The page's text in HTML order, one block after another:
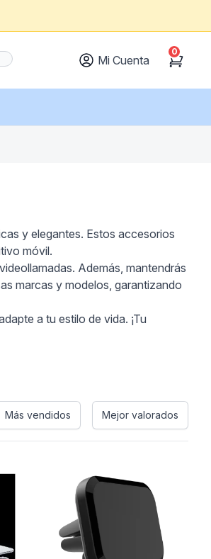
Mi Cuenta Cart
0
y elegantes. Estos accesorios
móvil.
Además, mantendrás
marcas y modelos, garantizando
a tu estilo de vida. ¡Tu
Más vendidos Mejor valorados